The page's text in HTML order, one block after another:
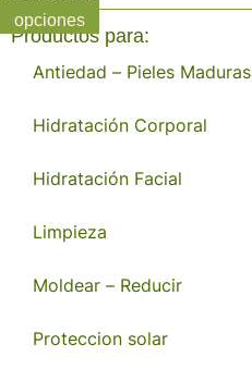
Productos para:
Antiedad – Pieles Maduras
Hidratación Corporal
Hidratación Facial
Limpieza
Moldear – Reducir
Proteccion solar
opciones